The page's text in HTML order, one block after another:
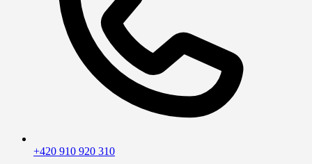
+420 910 920 310